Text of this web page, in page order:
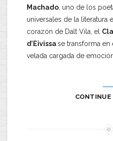
Machado, uno de los
universales de la literatura
corazón de Dalt Vila, el
d’Eivissase transforma en
velada cargada de
CONTINUE